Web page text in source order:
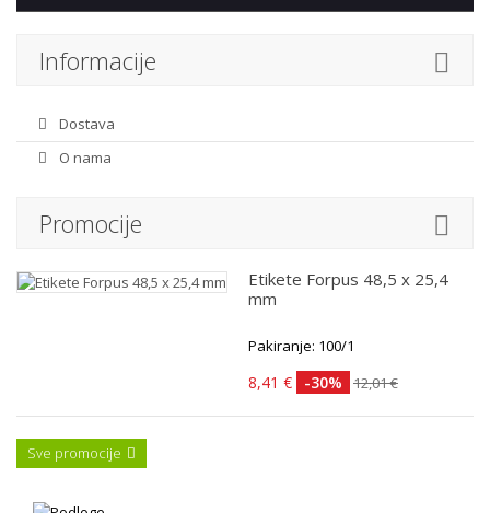
Informacije
Dostava
O nama
Promocije
Etikete Forpus 48,5 x 25,4
mm
Pakiranje: 100/1
8,41 € -30% 12,01 €
Sve promocije